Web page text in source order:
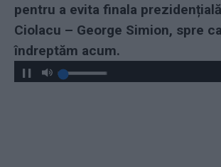
pentru a evita finala
Ciolacu – George Simion, spre
îndreptăm acum.